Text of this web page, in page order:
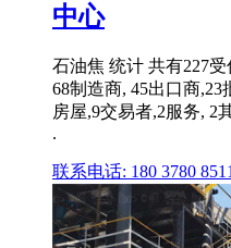
中心
石油焦 统计 共有227
68制造商, 45出口商,23
房屋,9交易者,2服务, 2
.
联系电话: 180 3780 8511